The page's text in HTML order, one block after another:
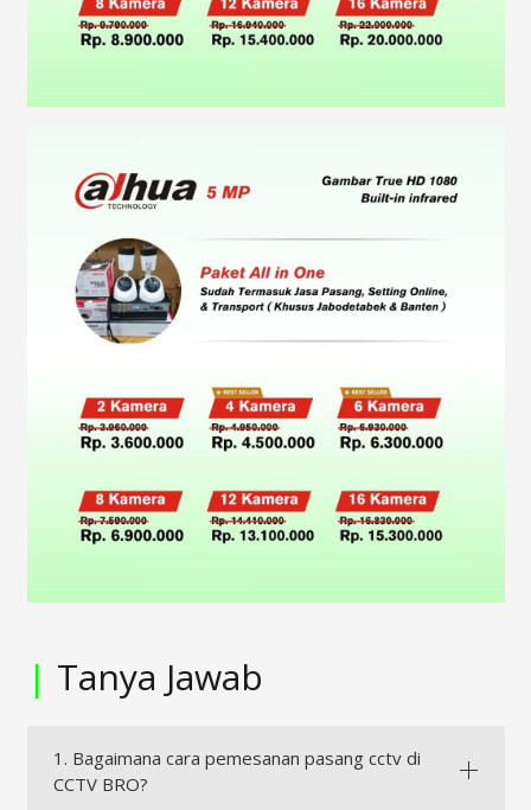
| Tanya Jawab
1. Bagaimana cara pemesanan pasang cctv di
CCTV BRO?